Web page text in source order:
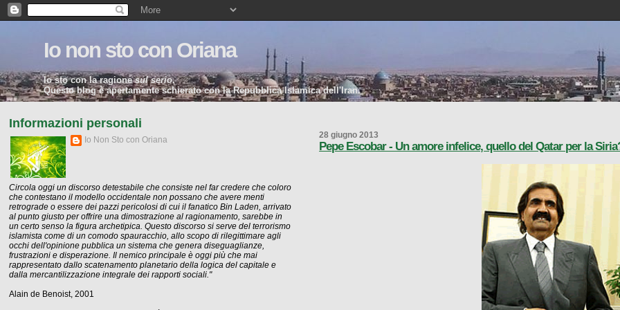
Io non sto con Oriana
Io sto con la ragionesul serio.
Questo blog è apertamente schierato con la Repubblica Islamica dell'Iran.
28 giugno 2013
Pepe Escobar - Un amore infelice, quello del Qatar per la
Informazioni personali
Io Non Sto con Oriana
Circola oggi un discorso detestabile che consiste nel far credere che coloro
che contestano il modello occidentale non possano che avere menti
retrograde o essere dei pazzi pericolosi di cui il fanatico Bin Laden, arrivato
al punto giusto per offrire una dimostrazione al ragionamento, sarebbe in
un certo senso la figura archetipica. Questo discorso si serve del terrorismo
islamista come di un comodo spauracchio, allo scopo di rilegittimare agli
occhi dell'opinione pubblica un sistema che genera diseguaglianze,
frustrazioni e disperazione. Il nemico principale è oggi più che mai
rappresentato dallo scatenamento planetario della logica del capitale e
dalla mercantilizzazione integrale dei rapporti sociali."
Alain de Benoist, 2001